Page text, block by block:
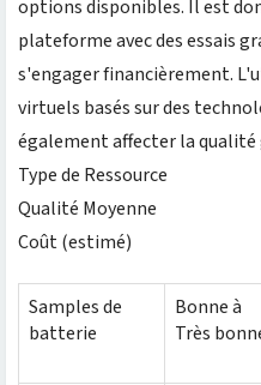
options disponibles. Il est
plateforme avec des essais
s'engager financièrement.
virtuels basés sur des
également affecter la
Type de Ressource
Qualité Moyenne
Coût (estimé)
Samples de
batterie
Bonne à
Très